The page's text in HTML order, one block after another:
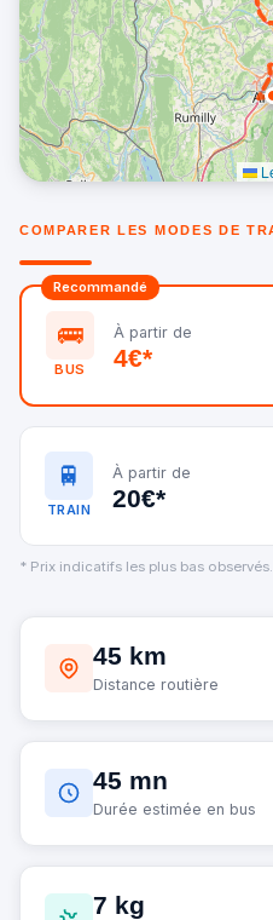
COMPARER LES MODES DE
Recommandé
🚌
BUS
À partir de
4€*
🚆
TRAIN
À partir de
20€*
* Prix indicatifs les plus bas observés.
45 km
Distance routière
45 mn
Durée estimée en bus
7 kg